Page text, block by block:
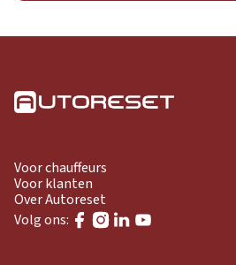
Voor chauffeurs
Voor klanten
Over Autoreset
Volg ons: